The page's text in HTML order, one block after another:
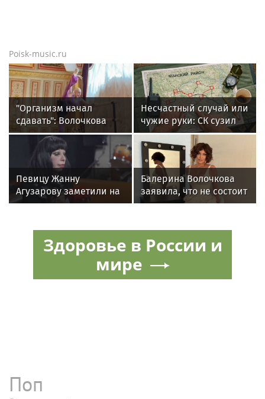
Poisk-music.ru
"Организм начал
сдавать": Волочкова
раскрыла причину
отсутствия фотографий
со шпагатами
Несчастный случай или
чужие руки: СК сузил
загадку Усольцевых до
двух версий
Певицу Жанну
Агузарову заметили на
отдыхе в загородном
другом
Балерина Волочкова
заявила, что не состоит
в отношениях с
Здоровье в России и
мире
Поп